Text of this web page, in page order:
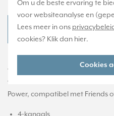
Om u de beste ervaring te
voor websiteanalyse en
Lees meer in ons
cookies? Klik dan hier.
Cookies
JUNG FOH LS 995
Friend of Hue slimme
van Philips Hue-lampen. Voor
van individuele lichtscènes.
Power, compatibel met Friends
4-kanaals